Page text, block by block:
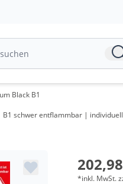
Black B1
schwer entflammbar |
*inkl. MwSt.